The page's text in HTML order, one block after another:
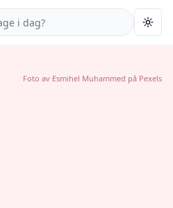
Foto av Esmihel Muhammed på Pexels